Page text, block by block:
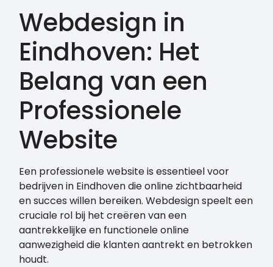
Webdesign in
Eindhoven: Het
Belang van een
Professionele
Website
Een professionele website is essentieel voor
bedrijven in Eindhoven die online zichtbaarheid
en succes willen bereiken. Webdesign speelt een
cruciale rol bij het creëren van een
aantrekkelijke en functionele online
aanwezigheid die klanten aantrekt en betrokken
houdt.